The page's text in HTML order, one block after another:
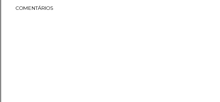
COMENTÁRIOS